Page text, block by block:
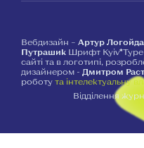
Вебдизайн – Артур Логойда
Путрашик Шрифт Kyiv*Type
сайті та в логотипі,
дизайнером - Дмитром
роботу та інтелектуальну
Відділення